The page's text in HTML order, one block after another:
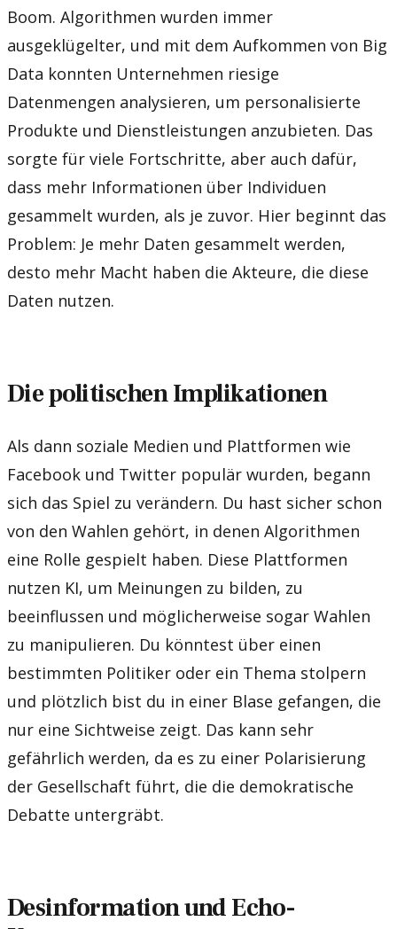
Boom. Algorithmen wurden immer
ausgeklügelter, und mit dem Aufkommen von Big
Data konnten Unternehmen riesige
Datenmengen analysieren, um personalisierte
Produkte und Dienstleistungen anzubieten. Das
sorgte für viele Fortschritte, aber auch dafür,
dass mehr Informationen über Individuen
gesammelt wurden, als je zuvor. Hier beginnt das
Problem: Je mehr Daten gesammelt werden,
desto mehr Macht haben die Akteure, die diese
Daten nutzen.
Die politischen Implikationen
Als dann soziale Medien und Plattformen wie
Facebook und Twitter populär wurden, begann
sich das Spiel zu verändern. Du hast sicher schon
von den Wahlen gehört, in denen Algorithmen
eine Rolle gespielt haben. Diese Plattformen
nutzen KI, um Meinungen zu bilden, zu
beeinflussen und möglicherweise sogar Wahlen
zu manipulieren. Du könntest über einen
bestimmten Politiker oder ein Thema stolpern
und plötzlich bist du in einer Blase gefangen, die
nur eine Sichtweise zeigt. Das kann sehr
gefährlich werden, da es zu einer Polarisierung
der Gesellschaft führt, die die demokratische
Debatte untergräbt.
Desinformation und Echo-